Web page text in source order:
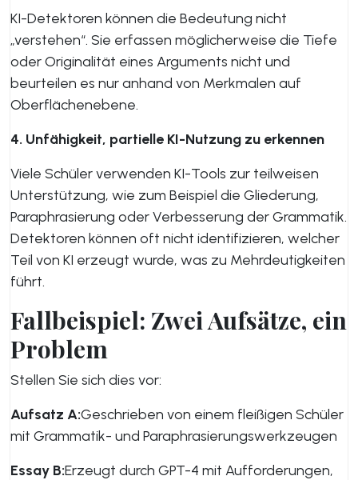
KI-Detektoren können die Bedeutung nicht
„verstehen“. Sie erfassen möglicherweise die Tiefe
oder Originalität eines Arguments nicht und
beurteilen es nur anhand von Merkmalen auf
Oberflächenebene.
4. Unfähigkeit, partielle KI-Nutzung zu erkennen
Viele Schüler verwenden KI-Tools zur teilweisen
Unterstützung, wie zum Beispiel die Gliederung,
Paraphrasierung oder Verbesserung der Grammatik.
Detektoren können oft nicht identifizieren, welcher
Teil von KI erzeugt wurde, was zu Mehrdeutigkeiten
führt.
Fallbeispiel: Zwei Aufsätze, ein
Problem
Stellen Sie sich dies vor:
Aufsatz A:Geschrieben von einem fleißigen Schüler
mit Grammatik- und Paraphrasierungswerkzeugen
Essay B:Erzeugt durch GPT-4 mit Aufforderungen,